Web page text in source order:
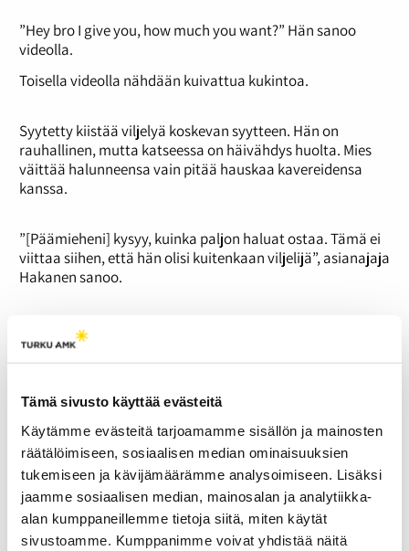
Tämä sivusto käyttää evästeitä
Käytämme evästeitä tarjoamamme sisällön ja mainosten
räätälöimiseen, sosiaalisen median ominaisuuksien
tukemiseen ja kävijämäärämme analysoimiseen. Lisäksi
jaamme sosiaalisen median, mainosalan ja analytiikka-
alan kumppaneillemme tietoja siitä, miten käytät
sivustoamme. Kumppanimme voivat yhdistää näitä
”Hey bro I give you, how much you want?” Hän sanoo
videolla.
Toisella videolla nähdään kuivattua kukintoa.
Syytetty kiistää viljelyä koskevan syytteen. Hän on
rauhallinen, mutta katseessa on häivähdys huolta. Mies
väittää halunneensa vain pitää hauskaa kavereidensa
kanssa.
”[Päämieheni] kysyy, kuinka paljon haluat ostaa. Tämä ei
viittaa siihen, että hän olisi kuitenkaan viljelijä”, asianajaja
Hakanen sanoo.
”Kysymys on nyt nimenomaan valmistuvasta sadosta
koskevaa myyntiä”, syyttäjä Koski vastaa.
tuen maksun saavuttua mies nostaa ison osan etuudesta
joko samana päivänä tai pian sen jälkeen.
Nostoja tehdään myös virtuaalivaluutan kautta
bittisiirtoina. Tätä on tapahtunut systemaattisesti vuoden
2020 maaliskuun alusta vuodenvaihteeseen ja 2021 asti.